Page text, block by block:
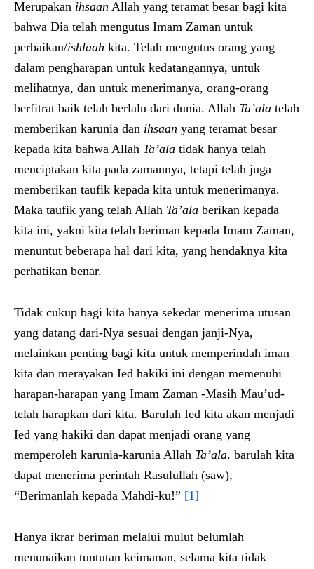
Merupakan ihsaan Allah yang teramat besar bagi kita
bahwa Dia telah mengutus Imam Zaman untuk
perbaikan/ishlaah kita. Telah mengutus orang yang
dalam pengharapan untuk kedatangannya, untuk
melihatnya, dan untuk menerimanya, orang-orang
berfitrat baik telah berlalu dari dunia. Allah Ta’ala telah
memberikan karunia dan ihsaan yang teramat besar
kepada kita bahwa Allah Ta’ala tidak hanya telah
menciptakan kita pada zamannya, tetapi telah juga
memberikan taufik kepada kita untuk menerimanya.
Maka taufik yang telah Allah Ta’ala berikan kepada
kita ini, yakni kita telah beriman kepada Imam Zaman,
menuntut beberapa hal dari kita, yang hendaknya kita
perhatikan benar.
Tidak cukup bagi kita hanya sekedar menerima utusan
yang datang dari-Nya sesuai dengan janji-Nya,
melainkan penting bagi kita untuk memperindah iman
kita dan merayakan Ied hakiki ini dengan memenuhi
harapan-harapan yang Imam Zaman -Masih Mau’ud-
telah harapkan dari kita. Barulah Ied kita akan menjadi
Ied yang hakiki dan dapat menjadi orang yang
memperoleh karunia-karunia Allah Ta’ala. barulah kita
dapat menerima perintah Rasulullah (saw),
“Berimanlah kepada Mahdi-ku!” [1]
Hanya ikrar beriman melalui mulut belumlah
menunaikan tuntutan keimanan, selama kita tidak